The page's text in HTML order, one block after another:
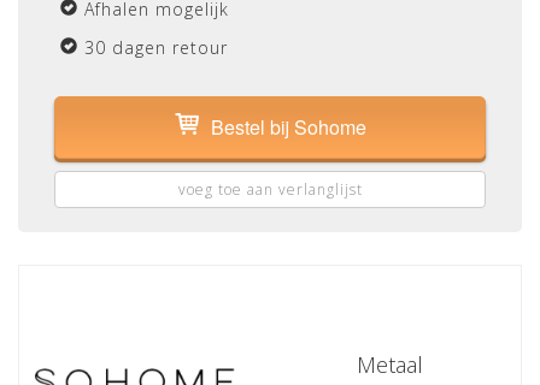
Afhalen mogelijk
30 dagen retour
Bestel bij Sohome
voeg toe aan verlanglijst
Metaal